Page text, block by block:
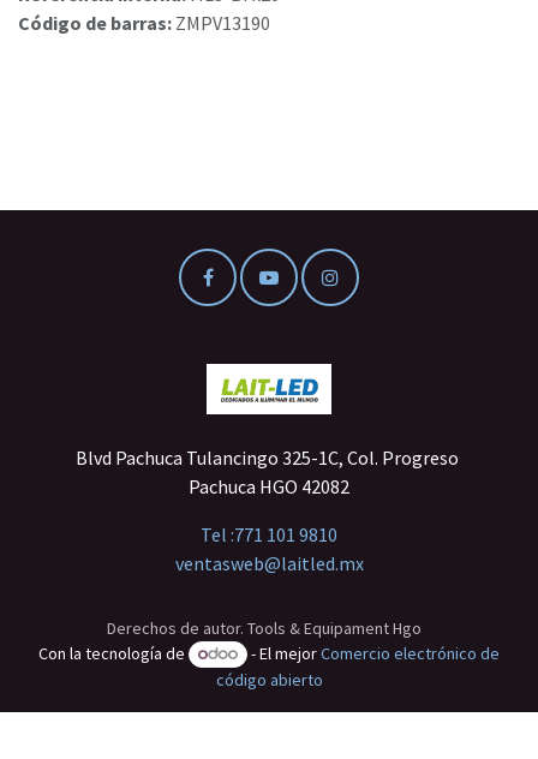
Código de barras: ZMPV13190
Blvd Pachuca Tulancingo 325-1C, Col. Progreso
Pachuca HGO 42082
Tel :771 101 9810
ventasweb@laitled.mx
Derechos de autor. Tools & Equipament Hgo
Con la tecnología de
- El mejorComercio electrónico de
código abierto